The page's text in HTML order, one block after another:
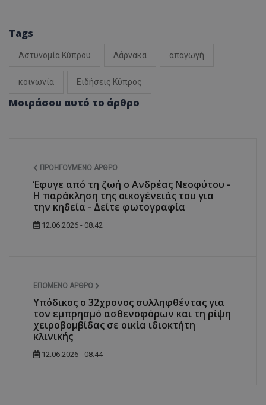
Tags
Αστυνομία Κύπρου Λάρνακα απαγωγή
κοινωνία Ειδήσεις Κύπρος
Μοιράσου αυτό το άρθρο
ΠΡΟΗΓΟΎΜΕΝΟ ΆΡΘΡΟ
Έφυγε από τη ζωή ο Ανδρέας Νεοφύτου -
Η παράκληση της οικογένειάς του για
την κηδεία - Δείτε φωτογραφία
12.06.2026 - 08:42
ΕΠΌΜΕΝΟ ΆΡΘΡΟ
Υπόδικος ο 32χρονος συλληφθέντας για
τον εμπρησμό ασθενοφόρων και τη ρίψη
χειροβομβίδας σε οικία ιδιοκτήτη
κλινικής
12.06.2026 - 08:44